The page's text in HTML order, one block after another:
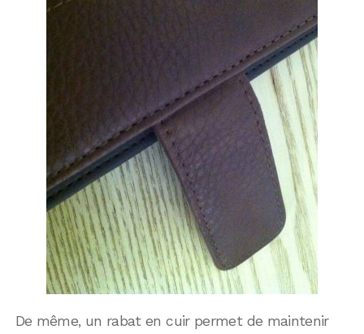
De même, un rabat en cuir permet de maintenir